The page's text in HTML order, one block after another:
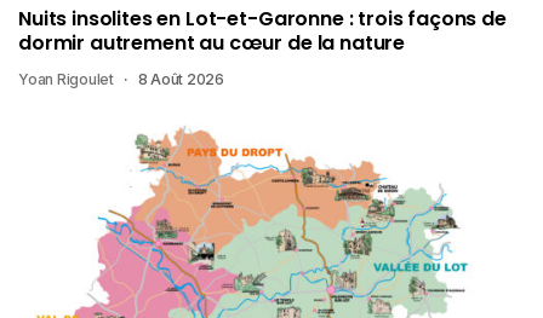
Nuits insolites en Lot-et-Garonne : trois façons de
dormir autrement au cœur de la nature
Yoan Rigoulet 8 Août 2026